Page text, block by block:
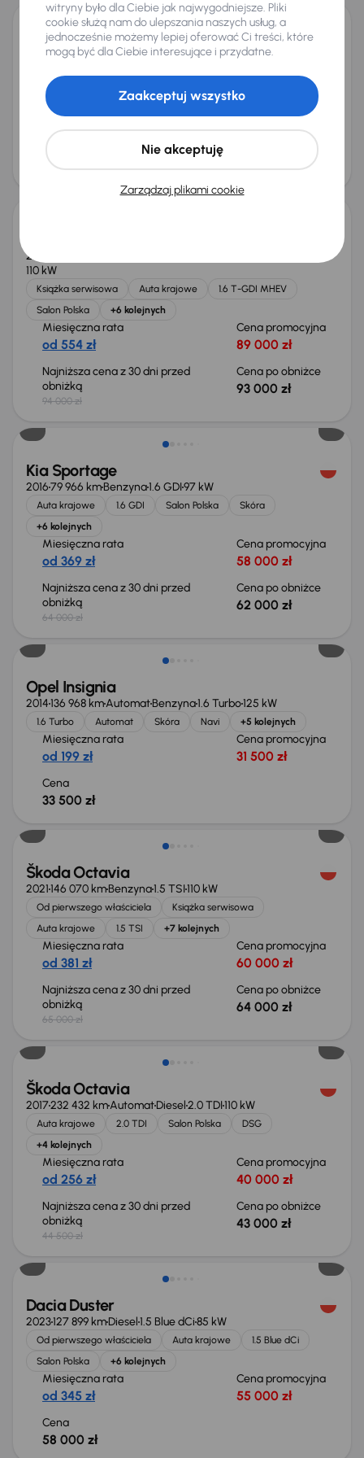
Audi A4
188 788 km 2.0 TDI 110 kW
2.0 TDI Automat Skóra Navi +6 kolejnych
Miesięczna rata
od 280 zł
Cena promocyjna
44 000 zł
Najniższa cena z 30 dni przed
obniżką
45 000 zł
Cena po obniżce
2023
110 kW
Książka serwisowa Auta krajowe
1.6 T-GDI MHEV
Salon Polska
+6 kolejnych
Miesięczna rata
od 554 zł
Cena promocyjna
89 000 zł
Najniższa cena z 30 dni przed
obniżką
94 000 zł
Cena po obniżce
93 000 zł
Taniej o 2 000 zł
Kia Sportage
201679 966 kmBenzyna1.6 GDI97 kW
Auta krajowe 1.6 GDI Salon Polska
Skóra
+6 kolejnych
Miesięczna rata
od 369 zł
Cena promocyjna
58 000 zł
Najniższa cena z 30 dni przed
obniżką
64 000 zł
Cena po obniżce
62 000 zł
Opel Insignia
2014136 968 kmAutomatBenzyna1.6 Turbo125 kW
1.6 Turbo Automat Skóra Navi +5 kolejnych
Miesięczna rata
od 199 zł
Cena promocyjna
31 500 zł
Cena
33 500 zł
Taniej o 1 000 zł
Škoda Octavia
2021146 070 kmBenzyna1.5 TSI110 kW
Od pierwszego właściciela
Książka serwisowa
Auta krajowe
1.5 TSI +7 kolejnych
Miesięczna rata
od 381 zł
Cena promocyjna
60 000 zł
Najniższa cena z 30 dni przed
obniżką
65 000 zł
Cena po obniżce
64 000 zł
Taniej o 1 500 zł
Škoda Octavia
2017232 432 kmAutomatDiesel2.0 TDI110 kW
Auta krajowe 2.0 TDI Salon Polska
DSG
+4 kolejnych
Miesięczna rata
od 256 zł
Cena promocyjna
40 000 zł
Najniższa cena z 30 dni przed
obniżką
44 500 zł
Cena po obniżce
43 000 zł
Możliwość odliczenia VAT
Dacia Duster
2023127 899 kmDiesel1.5 Blue dCi85 kW
Od pierwszego właściciela Auta krajowe
1.5 Blue dCi
Salon Polska
+6 kolejnych
Miesięczna rata
od 345 zł
Cena promocyjna
55 000 zł
Cena
58 000 zł
Taniej o 700 zł
witryny było dla Ciebie jak najwygodniejsze. Pliki
cookie służą nam do ulepszania naszych usług, a
jednocześnie możemy lepiej oferować Ci treści, które
mogą być dla Ciebie interesujące i przydatne.
Zarządzaj plikami cookie
Nie akceptuję
Zaakceptuj wszystko